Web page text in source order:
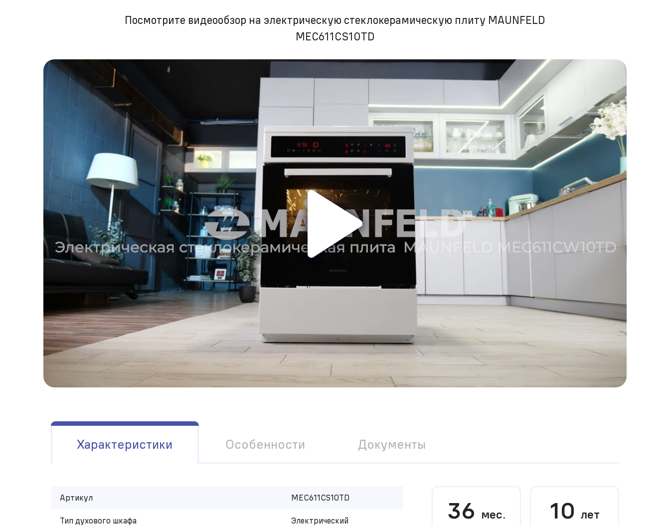
Посмотрите видеообзор на электрическую стеклокерамическую плиту MAUNFELD
MEC611CS10TD
Характеристики Особенности Документы
Артикул MEC611CS10TD
Тип духового шкафа Электрический 36 мес. 10 лет